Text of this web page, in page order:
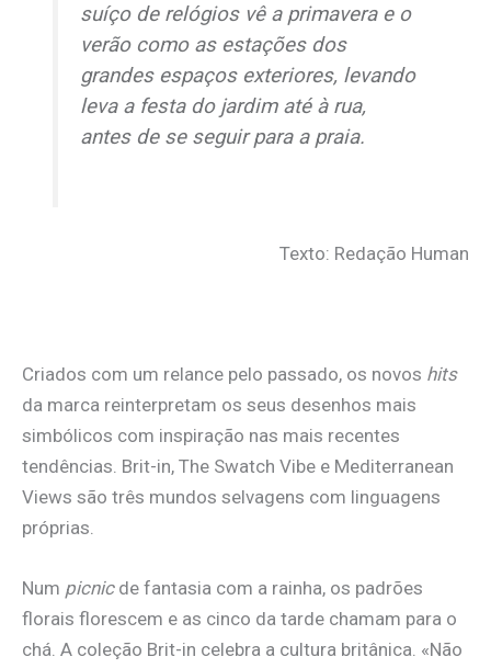
suíço de relógios vê a primavera e o
verão como as estações dos
grandes espaços exteriores, levando
leva a festa do jardim até à rua,
antes de se seguir para a praia.
Texto: Redação Human
Criados com um relance pelo passado, os novos hits
da marca reinterpretam os seus desenhos mais
simbólicos com inspiração nas mais recentes
tendências. Brit-in, The Swatch Vibe e Mediterranean
Views são três mundos selvagens com linguagens
próprias.
Num picnicde fantasia com a rainha, os padrões
florais florescem e as cinco da tarde chamam para o
chá. A coleção Brit-in celebra a cultura britânica. «Não